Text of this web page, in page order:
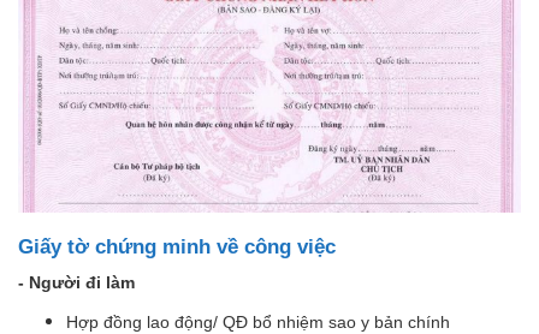
Giấy tờ chứng minh về công việc
- Người đi làm
Hợp đồng lao động/ QĐ bổ nhiệm sao y bản chính